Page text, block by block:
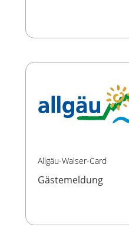
Allgäu-Walser-Card
Gästemeldung